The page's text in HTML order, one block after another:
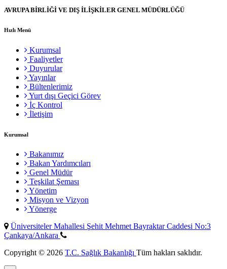
AVRUPA BİRLİĞİ VE DIŞ İLİŞKİLER GENEL MÜDÜRLÜĞÜ
Hızlı Menü
Kurumsal
Faaliyetler
Duyurular
Yayınlar
Bültenlerimiz
Yurt dışı Geçici Görev
İç Kontrol
İletişim
Kurumsal
Bakanımız
Bakan Yardımcıları
Genel Müdür
Teşkilat Şeması
Yönetim
Misyon ve Vizyon
Yönerge
Üniversiteler Mahallesi Şehit Mehmet Bayraktar Caddesi No:3
Çankaya/Ankara
Copyright © 2026 T.C. Sağlık Bakanlığı Tüm hakları saklıdır.